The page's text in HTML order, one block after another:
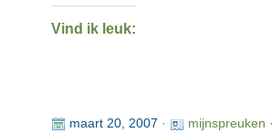
Vind ik leuk:
maart 20, 2007 ·
mijnspreuken